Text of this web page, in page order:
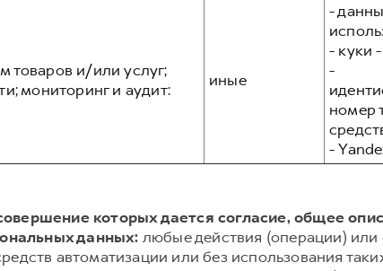
товаров и/или услуг;
мониторинг и аудит:
иные
-
- куки
-
номер
-
которых дается согласие, общее
данных: любые действия (операции) или
автоматизации или без использования